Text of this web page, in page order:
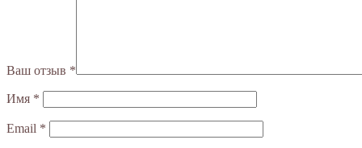
Ваш отзыв *
Имя *
Email *